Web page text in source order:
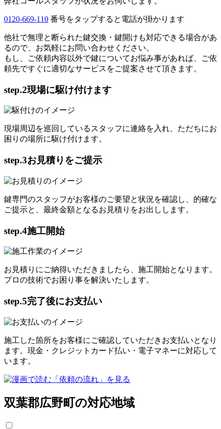
0120-669-110 番号をタップすると電話が掛かります
他社で無理と断られた鍵交換・鍵開けも対応できる場合があ
るので、お気軽にお問い合わせください。
もし、ご依頼内容以外で鍵についてお悩み事があれば、ご依
頼先ですぐに適切なサービスをご提案させて頂きます。
step.2現場に駆け付けます
現場周辺を巡回しているスタッフに連絡を入れ、ただちにお
困りの場所に駆け付けます。
step.3お見積りをご提示
鍵専門のスタッフがお客様のご要望と状況を確認し、的確な
ご提示と、最終金額となるお見積りをお出しします。
step.4施工開始
お見積りにご納得いただきましたら、施工開始となります。
プロの技術でお困り事を解決いたします。
step.5完了後にお支払い
施工した箇所をお客様にご確認していただきお支払いとなり
ます。現金・クレジットカード払い・電子マネーに対応して
います。
双葉郡広野町の対応地域